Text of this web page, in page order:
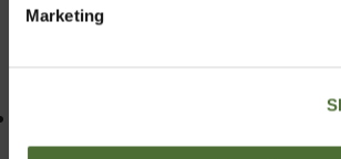
Marketing
seurantanumeroita Oma tilini-osiossa.
Soita tai lähetä sähköpostia avuliaalle
tiimillemme numerossa 02 274 77 11